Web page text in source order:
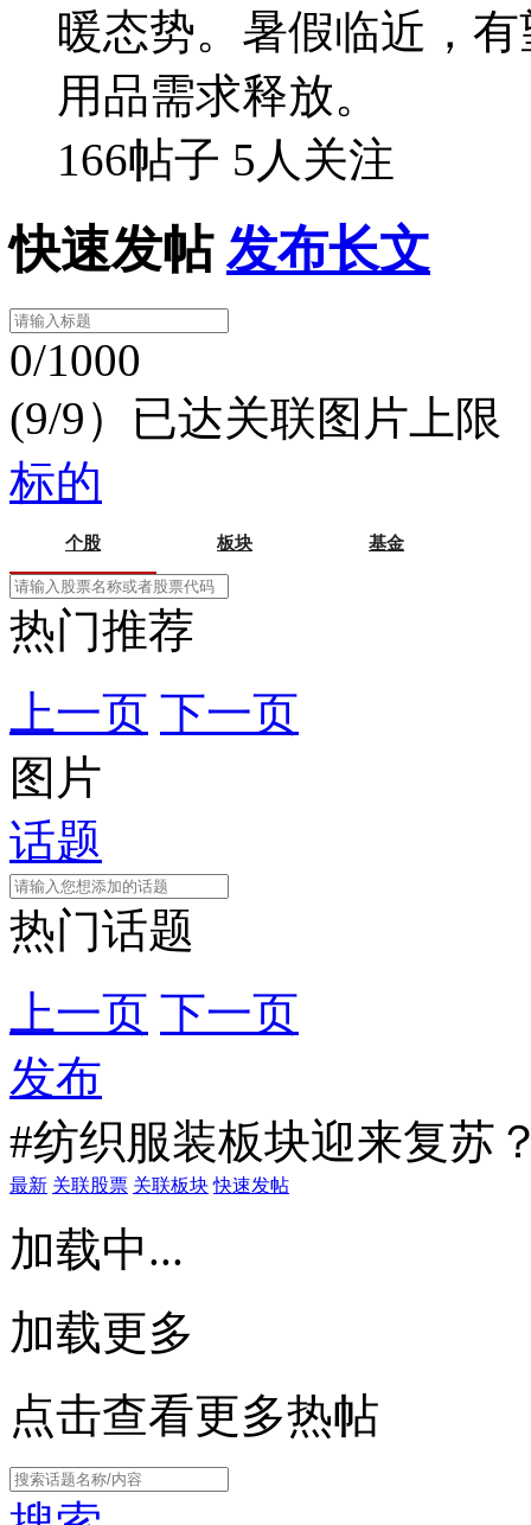
暖态势。暑假临近，
用品需求释放。
166帖子 5人关注
快速发帖 发布长文
0/1000
(9/9）已达关联图片上限
标的
个股 板块 基金
热门推荐
上一页 下一页
图片
话题
热门话题
上一页 下一页
发布
#纺织服装板块迎来复苏
最新 关联股票 关联板块 快速发帖
加载中...
加载更多
点击查看更多热帖